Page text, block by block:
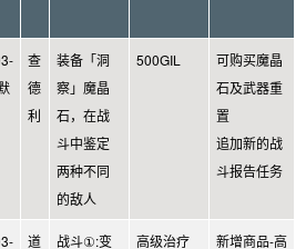
查
德
利
装备「洞
察」魔晶
石，在战
斗中鉴定
两种不同
的敌人
500GIL
可购买魔晶
石及武器重
置
追加新的战
斗报告任务
道
战斗①:变
高级治疗
新增商品-高